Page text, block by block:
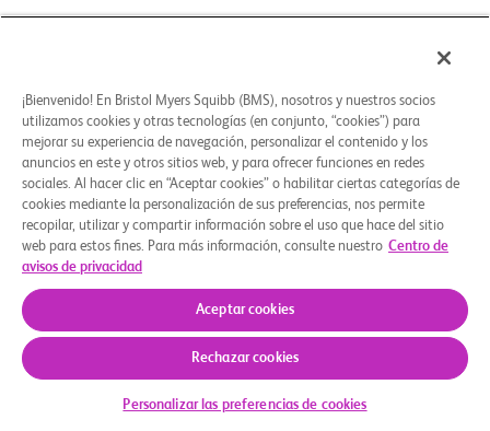
ESTUDIO?
Imprima esta página y la guía del estudio para
poder hablar mejor con su médico.
Use la guía de estudios para explorar el proceso de
participación en un estudio clínico. Comprenda qué
factores clave debe considerar antes de decidirse y
piense preguntas para hacerle a su equipo de
atención médica.
Imprima esta página CC-90010-
GBM-002
Descargar guía
Fase I/Fase
II
Fase Géneros
18+
Rango de edad
Activo, no
Opciones de tratamiento
BRAZOS DEL ESTUDIO
INTERVENCIÓN ASIGNADA
Fármaco: CC-90010
Criterios clave de elegibilidad
                    Criterios de inclusión:
Los sujetos deben cumplir los siguientes criterios para ser inscritos
en el estudio:
1. Hombres y mujeres de ≥ 18 años de edad en el momento de
firmar el formulario de consentimiento informado (FCI).
© 2026 Bristol-Myers Squibb Company
¡Bienvenido! En Bristol Myers Squibb (BMS), nosotros y nuestros socios
utilizamos cookies y otras tecnologías (en conjunto, “cookies”) para
mejorar su experiencia de navegación, personalizar el contenido y los
anuncios en este y otros sitios web, y para ofrecer funciones en redes
sociales. Al hacer clic en “Aceptar cookies” o habilitar ciertas categorías de
cookies mediante la personalización de sus preferencias, nos permite
recopilar, utilizar y compartir información sobre el uso que hace del sitio
web para estos fines. Para más información, consulte nuestro Centro de
avisos de privacidad
Aceptar cookies
Rechazar cookies
Personalizar las preferencias de cookies